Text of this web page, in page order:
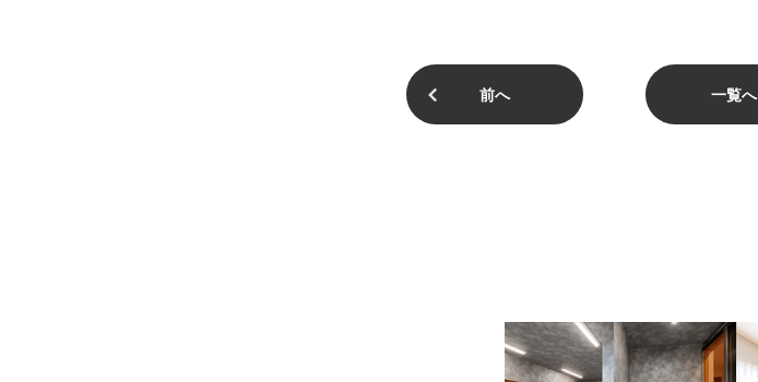
前へ 一覧へ